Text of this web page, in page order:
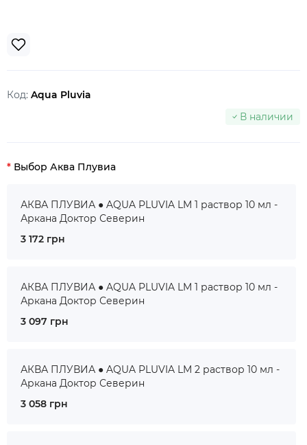
Код: Aqua Pluvia
В наличии
Выбор Аква Плувиа
АКВА ПЛУВИА ● AQUA PLUVIA LM 1 раствор 10 мл -
Аркана Доктор Северин
3 172 грн
АКВА ПЛУВИА ● AQUA PLUVIA LM 1 раствор 10 мл -
Аркана Доктор Северин
3 097 грн
АКВА ПЛУВИА ● AQUA PLUVIA LM 2 раствор 10 мл -
Аркана Доктор Северин
3 058 грн